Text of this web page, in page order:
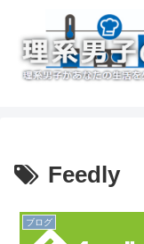
Feedly
ブログ